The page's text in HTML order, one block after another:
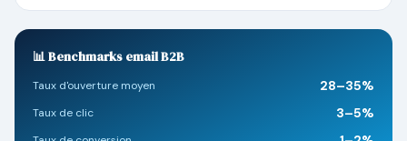
📊 Benchmarks email B2B
Taux d'ouverture moyen 28–35%
Taux de clic 3–5%